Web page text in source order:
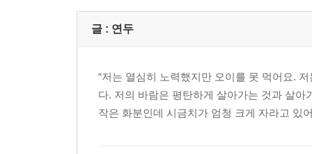
글 : 연두
“저는 열심히 노력했지만 오이를 못 먹어요.
다. 저의 바람은 평탄하게 살아가는 것과 살
작은 화분인데 시금치가 엄청 크게 자라고 있어